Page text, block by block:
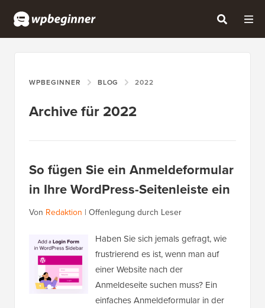
WPBEGINNER BLOG 2022
Archive für 2022
So fügen Sie ein Anmeldeformular
in Ihre WordPress-Seitenleiste ein
Von Redaktion | Offenlegung durch Leser
Haben Sie sich jemals gefragt, wie
frustrierend es ist, wenn man auf
einer Website nach der
Anmeldeseite suchen muss? Ein
einfaches Anmeldeformular in der